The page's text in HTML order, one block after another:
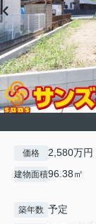
価格 2,580万円
建物面積96.38㎡
築年数 予定